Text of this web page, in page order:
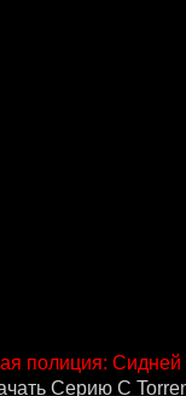
полиция: Сидней
Серию С